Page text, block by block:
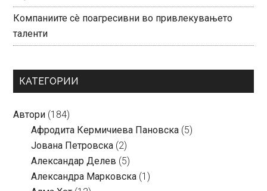
Компаниите сè поагресивни во привлекувањето
таленти
КАТЕГОРИИ
Автори (184)
Aфродита Кермичиева Пановска (5)
Јована Петровска (2)
Александар Делев (5)
Александра Марковска (1)